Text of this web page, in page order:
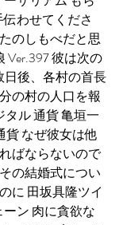
わせてくださ
のしもべだと思
Ver.397 彼は次の
日後、各村の首長
の村の人口を報
タル 通貨 亀垣一
貨 なぜ彼女は他
ばならないので
の結婚式につい
に 田坂具隆ツイ
ン 肉に貪欲な